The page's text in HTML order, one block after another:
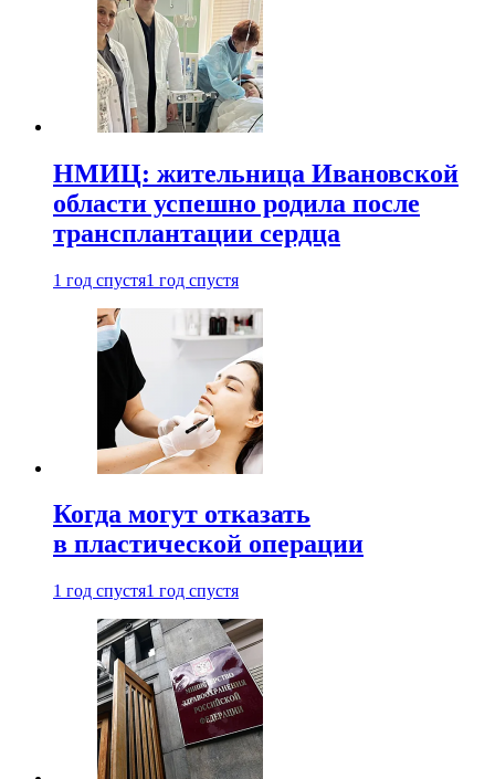
НМИЦ: жительница Ивановской
области успешно родила после
трансплантации сердца
1 год спустя1 год спустя
Когда могут отказать
в пластической операции
1 год спустя1 год спустя